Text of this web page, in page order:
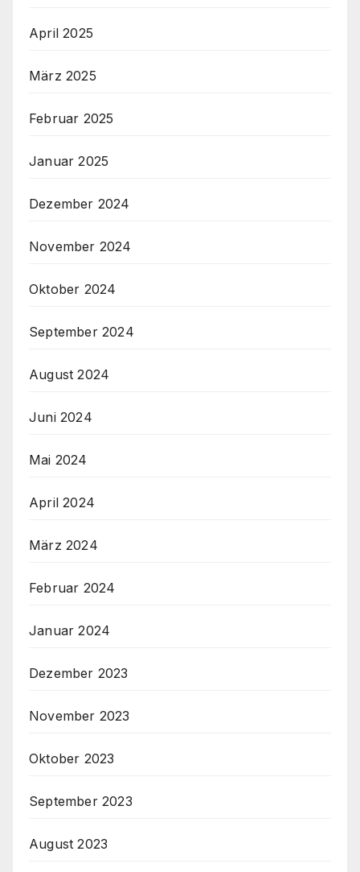
April 2025
März 2025
Februar 2025
Januar 2025
Dezember 2024
November 2024
Oktober 2024
September 2024
August 2024
Juni 2024
Mai 2024
April 2024
März 2024
Februar 2024
Januar 2024
Dezember 2023
November 2023
Oktober 2023
September 2023
August 2023